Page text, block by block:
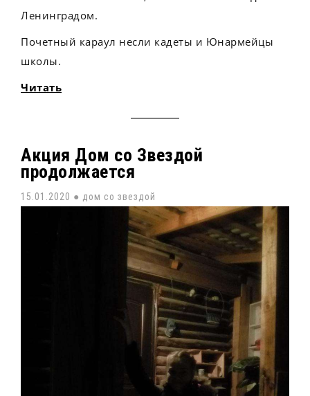
Ленинградом.
Почетный караул несли кадеты и Юнармейцы
школы.
Читать
Акция Дом со Звездой
продолжается
15.01.2020 ● дом со звездой